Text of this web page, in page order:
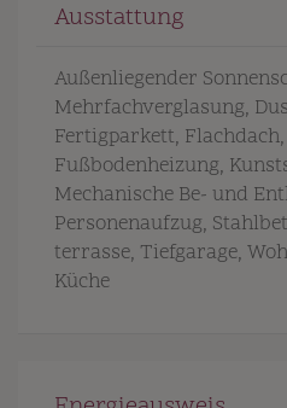
Ausstattung
Außenliegender
Mehrfachverglasung
Fertigparkett Flachdach
Fußbodenheizung
Mechanische Be- und
Personenaufzug
terrasse Tiefgarage
Küche